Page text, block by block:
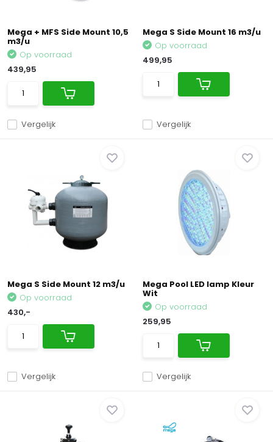
Mega + MFS Side Mount 10,5
m3/u
Vergelijk
Op voorraad
439,95
Mega S Side Mount 16 m3/u
Vergelijk
Op voorraad
499,95
Mega S Side Mount 12 m3/u
Vergelijk
Op voorraad
430,-
Mega Pool LED lamp Kleur
Wit
Vergelijk
Op voorraad
259,95